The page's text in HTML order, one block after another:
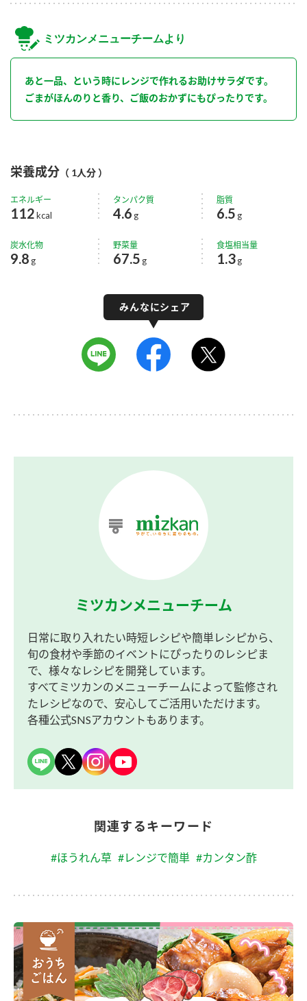
ミツカンメニューチームより
あと一品、という時にレンジで作れるお助けサラダです。
ごまがほんのりと香り、ご飯のおかずにもぴったりです。
栄養成分 （ 1人分 ）
エネルギー
112kcal
タンパク質
4.6 g
脂質
6.5 g
炭水化物
9.8 g
野菜量
67.5 g
食塩相当量
1.3 g
ミツカンメニューチーム
日常に取り入れたい時短レシピや簡単レシピから、
旬の食材や季節のイベントにぴったりのレシピま
で、様々なレシピを開発しています。
すべてミツカンのメニューチームによって監修され
たレシピなので、安心してご活用いただけます。
各種公式SNSアカウントもあります。
関連するキーワード
#ほうれん草 #レンジで簡単 #カンタン酢